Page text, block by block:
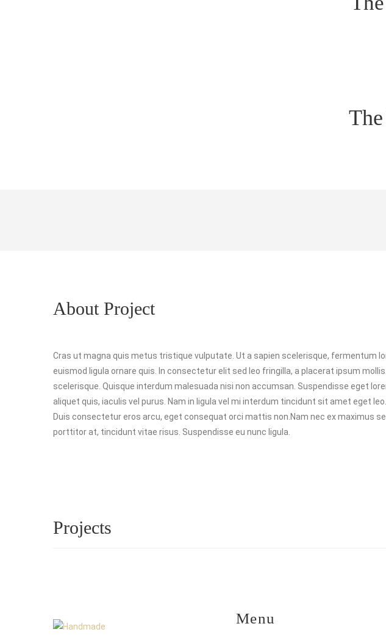
About Project
Cras ut magna quis metus tristique vulputate. Ut a sapien scelerisque, fermentum
euismod ligula ornare quis. In consectetur elit sed leo fringilla, a placerat ipsum
scelerisque. Quisque interdum malesuada nisi non accumsan. Suspendisse eget
aliquet quis, iaculis vel purus. Nam in ligula vel mi interdum tincidunt sit amet eget
Duis consectetur eros arcu, eget consequat orci mattis non.Nam nec ex maximus
porttitor at, tincidunt vitae risus. Suspendisse eu nunc ligula.
Projects
Menu